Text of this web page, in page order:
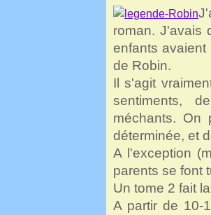
roman. J'avais
enfants
de Robin.
Il s'agit
sentiments,
méchants. On
déterminée, et
A l'exception
parents se font
Un tome 2 fait
A partir de 10-